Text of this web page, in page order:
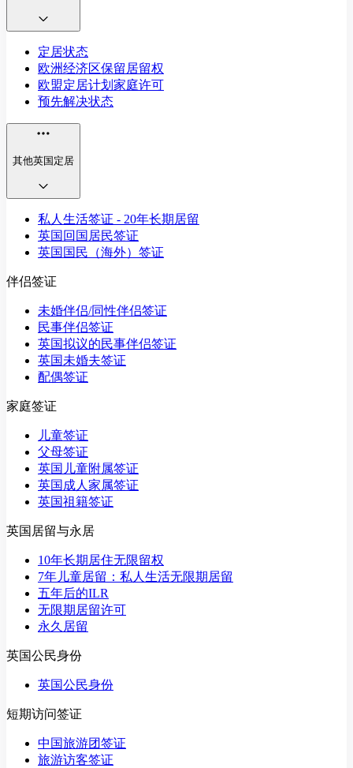
定居状态
欧洲经济区保留居留权
欧盟定居计划家庭许可
预先解决状态
其他英国定居
私人生活签证 - 20年长期居留
英国回国居民签证
英国国民（海外）签证
伴侣签证
未婚伴侣/同性伴侣签证
民事伴侣签证
英国拟议的民事伴侣签证
英国未婚夫签证
配偶签证
家庭签证
儿童签证
父母签证
英国儿童附属签证
英国成人家属签证
英国祖籍签证
英国居留与永居
10年长期居住无限留权
7年儿童居留：私人生活无限期居留
五年后的ILR
无限期居留许可
永久居留
英国公民身份
英国公民身份
短期访问签证
中国旅游团签证
旅游访客签证